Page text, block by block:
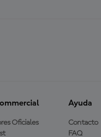
Oficiales
Ayuda
Contacto
FAQ